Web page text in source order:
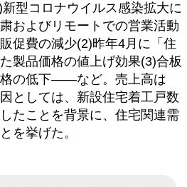
型コロナウイルス感染拡大に
およびリモートでの営業活動
促費の減少(2)昨年4月に「住
製品価格の値上げ効果(3)合板
の低下――など。売上高は
としては、新設住宅着工戸数
たことを背景に、住宅関連需
を挙げた。